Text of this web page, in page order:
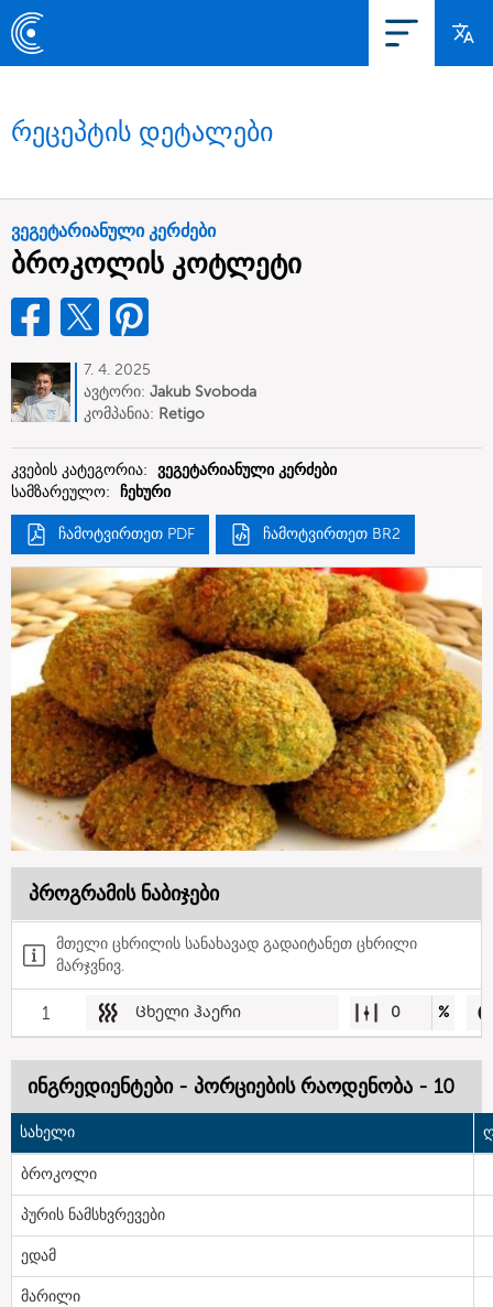
რეცეპტის დეტალები
ვეგეტარიანული კერძები
ბროკოლის კოტლეტი
7. 4. 2025
ავტორი: Jakub Svoboda
კომპანია: Retigo
კვების კატეგორია: ვეგეტარიანული კერძები
სამზარეულო: ჩეხური
ჩამოტვირთეთ PDF ჩამოტვირთეთ BR2
პროგრამის ნაბიჯები
მთელი ცხრილის სანახავად გადაიტანეთ ცხრილი
მარჯვნივ.
1 Ცხელი ჰაერი 0 %
ინგრედიენტები - პორციების რაოდენობა - 10
სახელი
ბროკოლი
პურის ნამსხვრევები
ედამ
მარილი